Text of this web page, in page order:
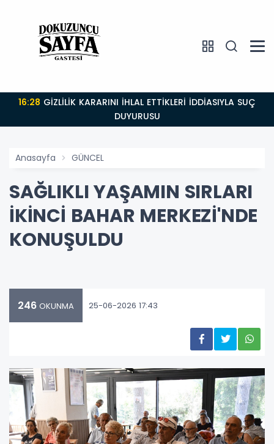
16:28
DUYURUSU
Anasayfa GÜNCEL
SAĞLIKLI YAŞAMIN SIRLARI
İKİNCİ BAHAR MERKEZİ'NDE
KONUŞULDU
246 OKUNMA 25-06-2026 17:43